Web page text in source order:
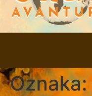
Oznaka: